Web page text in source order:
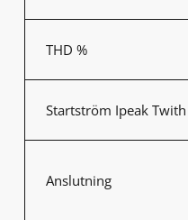
THD %
Startström Ipeak Twith
Anslutning